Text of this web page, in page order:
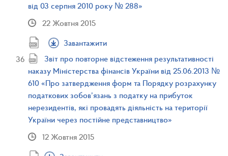
від 03 серпня 2010 року № 288»
22 Жовтня 2015
Завантажити
Звіт про повторне відстеження результативності
наказу Міністерства фінансів України від 25.06.2013 №
610 «Про затвердження форм та Порядку розрахунку
податкових зобов’язань з податку на прибуток
нерезидентів, які провадять діяльність на території
України через постійне представництво»
12 Жовтня 2015